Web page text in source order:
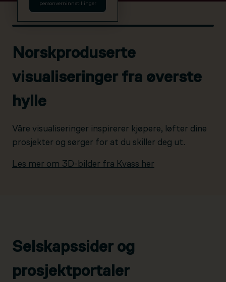
personverninnstillinger
Norskproduserte
visualiseringer fra øverste
hylle
Våre visualiseringer inspirerer kjøpere, løfter dine
prosjekter og sørger for at du skiller deg ut.
Les mer om 3D-bilder fra Kvass her
Selskapssider og
prosjektportaler